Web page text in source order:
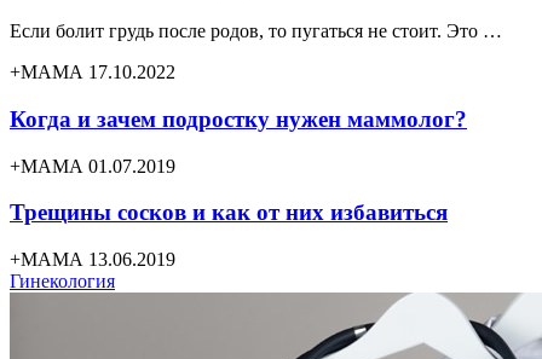
Если болит грудь после родов, то пугаться не стоит. Это …
+МАМА 17.10.2022
Когда и зачем подростку нужен маммолог?
+МАМА 01.07.2019
Трещины сосков и как от них избавиться
+МАМА 13.06.2019
Гинекология